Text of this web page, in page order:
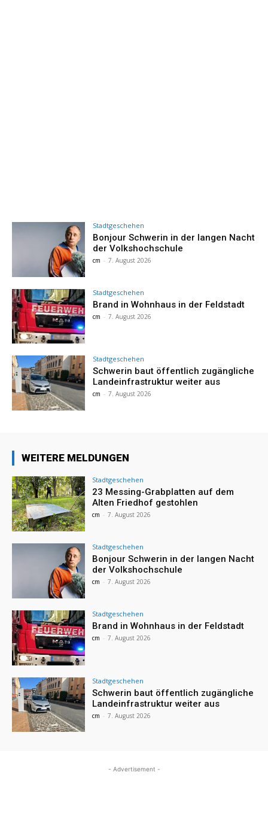
Stadtgeschehen
Bonjour Schwerin in der langen Nacht
der Volkshochschule
cm - 7. August 2026
Stadtgeschehen
Brand in Wohnhaus in der Feldstadt
cm - 7. August 2026
Stadtgeschehen
Schwerin baut öffentlich zugängliche
Landeinfrastruktur weiter aus
cm - 7. August 2026
WEITERE MELDUNGEN
Stadtgeschehen
23 Messing-Grabplatten auf dem
Alten Friedhof gestohlen
cm - 7. August 2026
Stadtgeschehen
Bonjour Schwerin in der langen Nacht
der Volkshochschule
cm - 7. August 2026
Stadtgeschehen
Brand in Wohnhaus in der Feldstadt
cm - 7. August 2026
Stadtgeschehen
Schwerin baut öffentlich zugängliche
Landeinfrastruktur weiter aus
cm - 7. August 2026
- Advertisement -